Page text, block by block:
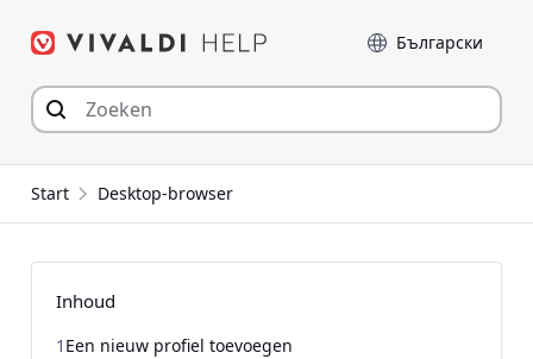
naar
Taal
Start Desktop-browser
Inhoud
1 Een nieuw profiel toevoegen